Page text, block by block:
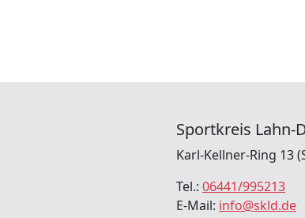
Sportkreis Lahn-
Karl-Kellner-Ring 13
Tel.: 06441/995213
E-Mail: info@skld.de